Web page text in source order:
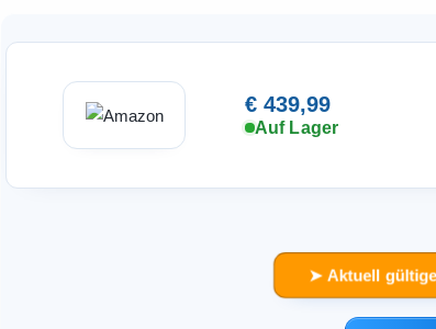
€ 439,99
Auf Lager
➤ Aktuell